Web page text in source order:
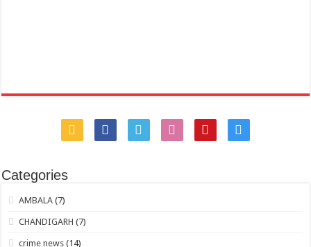
Categories
AMBALA (7)
CHANDIGARH (7)
crime news (14)